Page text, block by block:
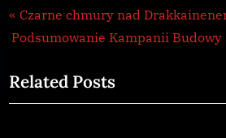
Galnet
Nawigacja
P
r
v
i
Czarne chmury nad
N
x
t
Podsumowanie Kampanii Budowy
Related Posts